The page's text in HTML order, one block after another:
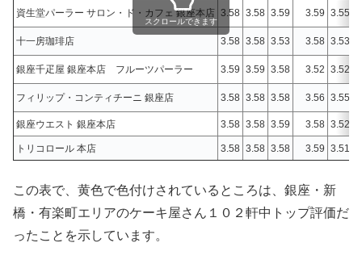
資生堂パーラー サロン・ド・カフェ 銀座本店 3.58 3.58 3.59 3.59 3.55
十一房珈琲店 3.58 3.58 3.53 3.58 3.53
銀座千疋屋 銀座本店 フルーツパーラー 3.59 3.59 3.58 3.52 3.52
フィリップ・コンティチーニ 銀座店 3.58 3.58 3.58 3.56 3.55
銀座ウエスト 銀座本店 3.58 3.58 3.59 3.58 3.52
トリコロール 本店 3.58 3.58 3.58 3.59 3.51
スクロールできます
この表で、黄色で色付けされているところは、銀座・新
橋・有楽町エリアのケーキ屋さん１０２軒中トップ評価だ
ったことを示しています。